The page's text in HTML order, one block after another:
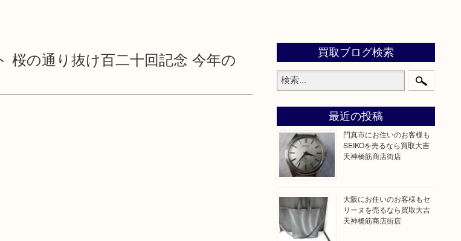
桜の通り抜け百二十回記念 今年の
買取ブログ検索
最近の投稿
門真市にお住いのお客様も
SEIKOを売るなら買取大吉
天神橋筋商店街店
大阪にお住いのお客様もセ
リーヌを売るなら買取大吉
天神橋筋商店街店